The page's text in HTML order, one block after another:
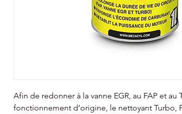
Afin de redonner à la vanne EGR, au FAP et au
fonctionnement d’origine, le nettoyant Turbo,